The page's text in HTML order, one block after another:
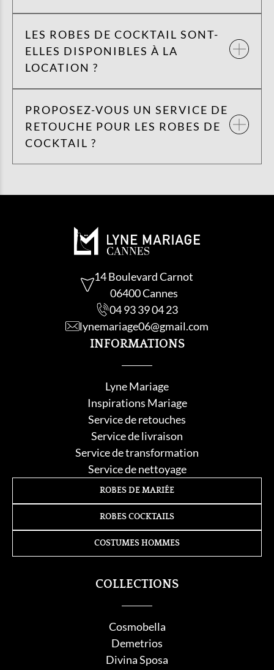
LES ROBES DE COCKTAIL SONT-
ELLES DISPONIBLES À LA
LOCATION ?
PROPOSEZ-VOUS UN SERVICE DE
RETOUCHE POUR LES ROBES DE
COCKTAIL ?
14 Boulevard Carnot
06400 Cannes
04 93 39 04 23
lynemariage06@gmail.com
INFORMATIONS
Lyne Mariage
Inspirations Mariage
Service de retouches
Service de livraison
Service de transformation
Service de nettoyage
COLLECTIONS
Cosmobella
Demetrios
Divina Sposa
ROBES DE MARIÉE
ROBES COCKTAILS
COSTUMES HOMMES